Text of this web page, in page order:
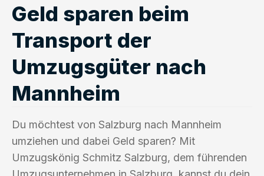
Geld sparen beim
Transport der
Umzugsgüter nach
Mannheim
Du möchtest von Salzburg nach Mannheim
umziehen und dabei Geld sparen? Mit
Umzugskönig Schmitz Salzburg, dem führenden